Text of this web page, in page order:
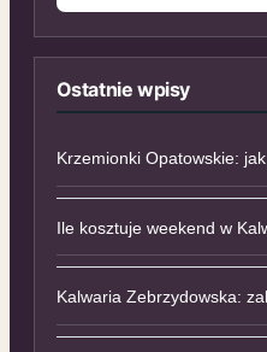
Ostatnie wpisy
Krzemionki Opatowskie:
Ile kosztuje weekend w
Kalwaria Zebrzydowska: